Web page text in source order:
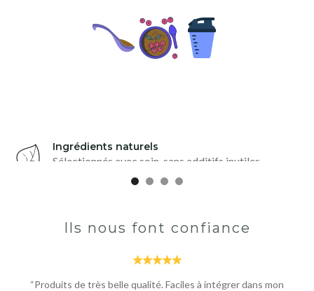
Ingrédients naturels
Sélectionnés avec soin, sans additifs inutiles.
Ils nous font confiance
“Produits de très belle qualité. Faciles à intégrer dans mon